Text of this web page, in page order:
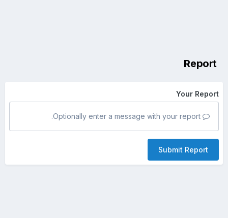
Report
Your Report
Submit Report